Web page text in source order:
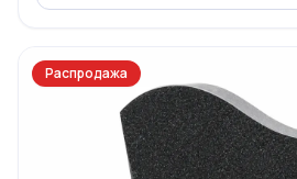
Распродажа